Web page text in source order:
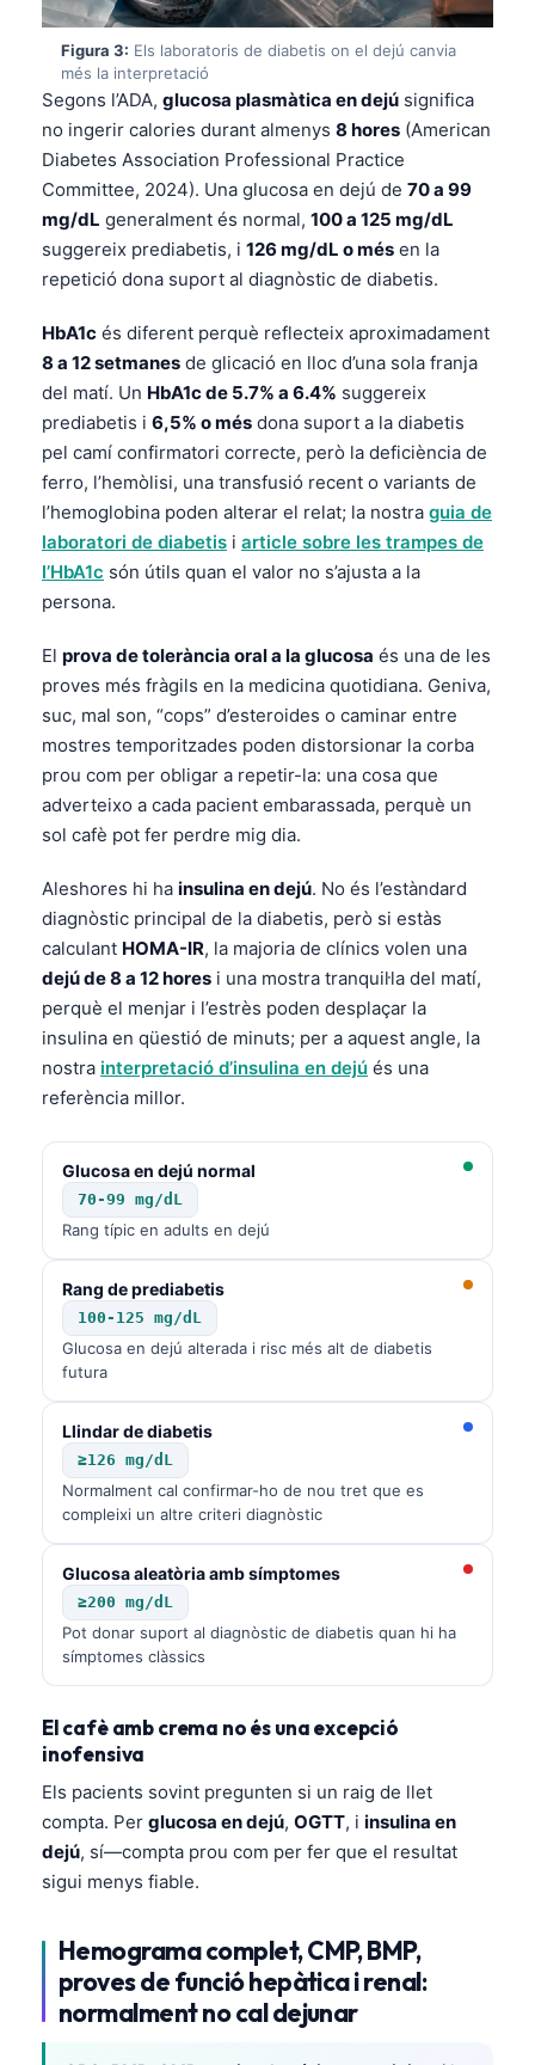
Figura 3: Els laboratoris de diabetis on el dejú canvia
més la interpretació
Segons l’ADA, glucosa plasmàtica en dejú significa
no ingerir calories durant almenys 8 hores (American
Diabetes Association Professional Practice
Committee, 2024). Una glucosa en dejú de 70 a 99
mg/dL generalment és normal, 100 a 125 mg/dL
suggereix prediabetis, i 126 mg/dL o més en la
repetició dona suport al diagnòstic de diabetis.
HbA1c és diferent perquè reflecteix aproximadament
8 a 12 setmanes de glicació en lloc d’una sola franja
del matí. Un HbA1c de 5.7% a 6.4% suggereix
prediabetis i 6,5% o més dona suport a la diabetis
pel camí confirmatori correcte, però la deficiència de
ferro, l’hemòlisi, una transfusió recent o variants de
l’hemoglobina poden alterar el relat; la nostra guia de
laboratori de diabetis i article sobre les trampes de
l’HbA1c són útils quan el valor no s’ajusta a la
persona.
El prova de tolerància oral a la glucosa és una de les
proves més fràgils en la medicina quotidiana. Geniva,
suc, mal son, “cops” d’esteroides o caminar entre
mostres temporitzades poden distorsionar la corba
prou com per obligar a repetir-la: una cosa que
adverteixo a cada pacient embarassada, perquè un
sol cafè pot fer perdre mig dia.
Aleshores hi ha insulina en dejú. No és l’estàndard
diagnòstic principal de la diabetis, però si estàs
calculant HOMA-IR, la majoria de clínics volen una
dejú de 8 a 12 hores i una mostra tranquil·la del matí,
perquè el menjar i l’estrès poden desplaçar la
insulina en qüestió de minuts; per a aquest angle, la
nostra interpretació d’insulina en dejú és una
referència millor.
Glucosa en dejú normal
70-99 mg/dL
Rang típic en adults en dejú
Rang de prediabetis
100-125 mg/dL
Glucosa en dejú alterada i risc més alt de diabetis
futura
Llindar de diabetis
≥126 mg/dL
Normalment cal confirmar-ho de nou tret que es
compleixi un altre criteri diagnòstic
Glucosa aleatòria amb símptomes
≥200 mg/dL
Pot donar suport al diagnòstic de diabetis quan hi ha
símptomes clàssics
El cafè amb crema no és una excepció
inofensiva
Els pacients sovint pregunten si un raig de llet
compta. Per glucosa en dejú, OGTT, i insulina en
dejú, sí—compta prou com per fer que el resultat
sigui menys fiable.
Hemograma complet, CMP, BMP,
proves de funció hepàtica i renal:
normalment no cal dejunar